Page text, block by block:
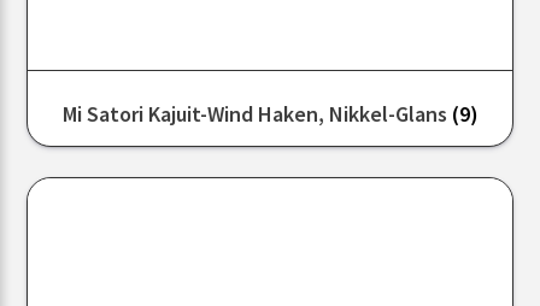
Mi Satori Kajuit-Wind Haken, Nikkel-Glans (9)